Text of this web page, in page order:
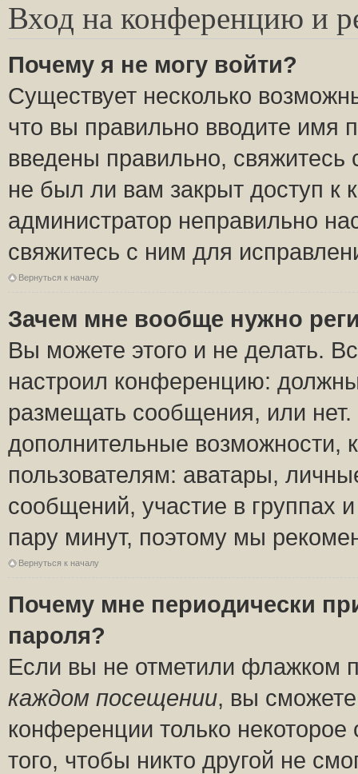
Вход на конференцию и
Почему я не могу войти?
Существует несколько
что вы правильно вводите имя
введены правильно,
не был ли вам закрыт доступ к
администратор неправильно
свяжитесь с ним для
Вернуться к началу
Зачем мне вообще нужно
Вы можете этого и не делать.
настроил конференцию:
размещать сообщения, или
дополнительные возможности,
пользователям: аватары,
сообщений, участие в группах
пару минут, поэтому мы
Вернуться к началу
Почему мне периодически
пароля?
Если вы не отметили флажком
каждом посещении, вы
конференции только
того, чтобы никто другой не